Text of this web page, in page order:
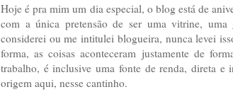
Hoje é pra mim um dia especial, o blog está de
com a única pretensão de ser uma vitrine,
considerei ou me intitulei blogueira, nunca levei
forma, as coisas aconteceram justamente de
trabalho, é inclusive uma fonte de renda, direta e
origem aqui, nesse cantinho.